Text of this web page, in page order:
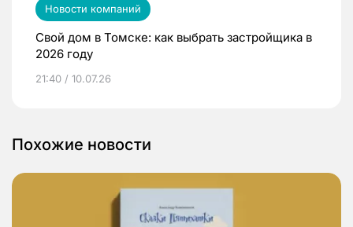
Новости компаний
Свой дом в Томске: как выбрать застройщика в
2026 году
21:40 / 10.07.26
Похожие новости